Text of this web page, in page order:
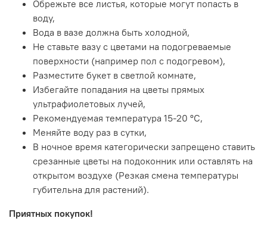
Обрежьте все листья, которые могут попасть в
воду,
Вода в вазе должна быть холодной,
Не ставьте вазу с цветами на подогреваемые
поверхности (например пол с подогревом),
Разместите букет в светлой комнате,
Избегайте попадания на цветы прямых
ультрафиолетовых лучей,
Рекомендуемая температура 15-20 ºC,
Меняйте воду раз в сутки,
В ночное время категорически запрещено ставить
срезанные цветы на подоконник или оставлять на
открытом воздухе (Резкая смена температуры
губительна для растений).
Приятных покупок!